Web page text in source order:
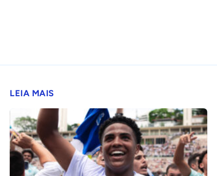
LEIA MAIS